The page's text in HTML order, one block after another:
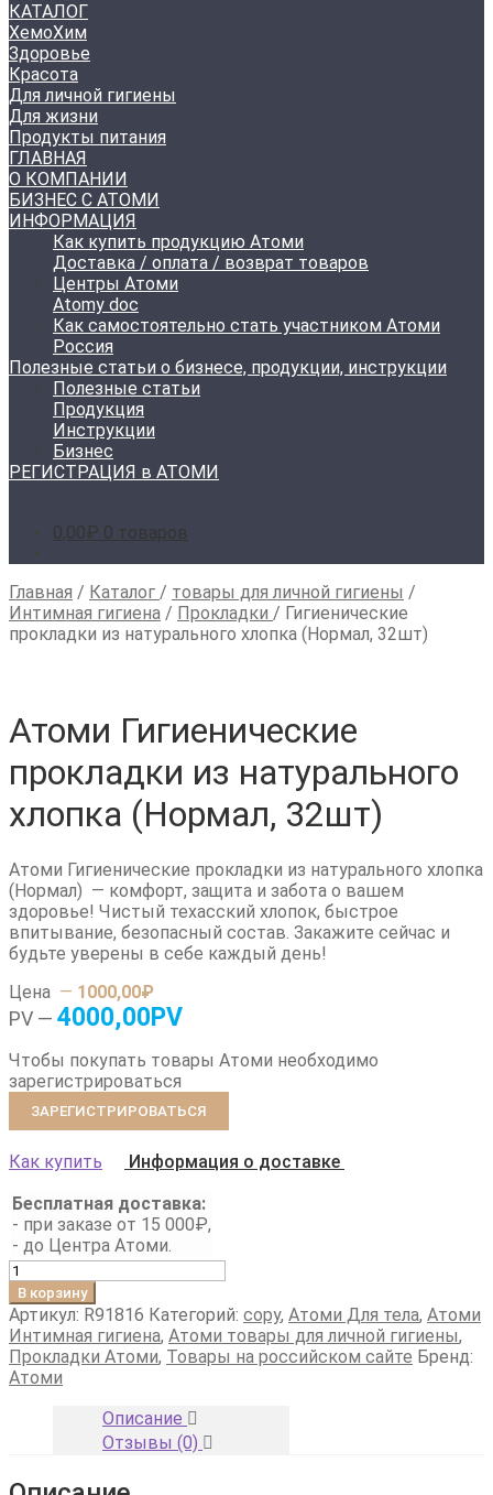
КАТАЛОГ
ХемоХим
Здоровье
Красота
Для личной гигиены
Для жизни
Продукты питания
ГЛАВНАЯ
О КОМПАНИИ
БИЗНЕС С АТОМИ
ИНФОРМАЦИЯ
Как купить продукцию Атоми
Доставка / оплата / возврат товаров
Центры Атоми
Atomy doc
Как самостоятельно стать участником Атоми
Россия
Полезные статьи о бизнесе, продукции, инструкции
Полезные статьи
Продукция
Инструкции
Бизнес
РЕГИСТРАЦИЯ в АТОМИ
0,00₽ 0 товаров
Главная / Каталог / товары для личной гигиены /
Интимная гигиена / Прокладки / Гигиенические
прокладки из натурального хлопка (Нормал, 32шт)
Атоми Гигиенические
прокладки из натурального
хлопка (Нормал, 32шт)
Атоми Гигиенические прокладки из натурального хлопка
(Нормал) — комфорт, защита и забота о вашем
здоровье! Чистый техасский хлопок, быстрое
впитывание, безопасный состав. Закажите сейчас и
будьте уверены в себе каждый день!
Цена — 1000,00₽
PV — 4000,00PV
Чтобы покупать товары Атоми необходимо
зарегистрироваться
ЗАРЕГИСТРИРОВАТЬСЯ
Как купить
Информация о доставке
Бесплатная доставка:
- при заказе от 15 000₽,
- до Центра Атоми.
Количество
товара
Атоми
Гигиенические
прокладки
из
В корзину
Артикул: R91816 Категорий: copy, Атоми Для тела, Атоми
Интимная гигиена, Атоми товары для личной гигиены,
Прокладки Атоми, Товары на российском сайте Бренд:
Атоми
Описание
Отзывы (0)